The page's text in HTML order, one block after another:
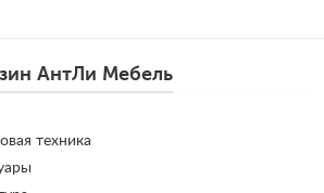
АнтЛи Мебель
техника